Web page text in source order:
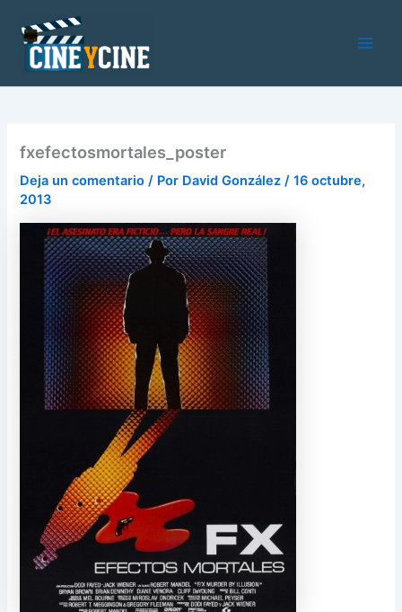
contenido
fxefectosmortales_poster
Deja un comentario / Por David González/16 octubre,
2013